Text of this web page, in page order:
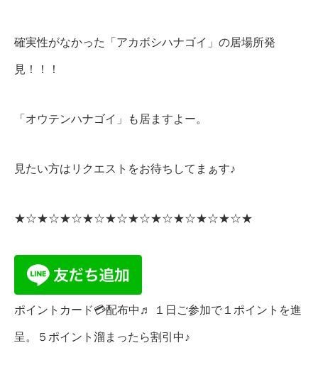
確実性がなかった「アカボシハナゴイ」の居場所発
見！！！
「オウテンハナゴイ」も居ますよー。
見たい方はリクエストをお待ちしてまぁす♪
★☆★☆★☆★☆★☆★☆★☆★☆★☆★☆★
ポイントカード💳配布中♬ １日ご参加で１ポイントを進
呈。５ポイント溜まったら割引中♪